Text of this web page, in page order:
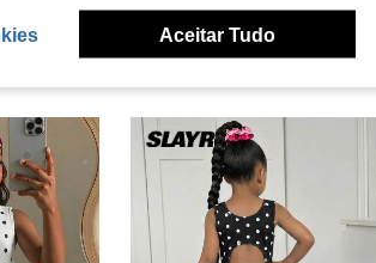
Aceitar Tudo